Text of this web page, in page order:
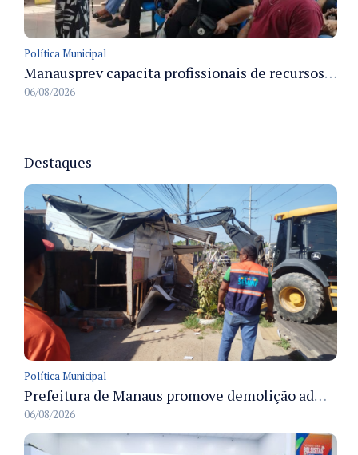
Política Municipal
Manausprev capacita profissionais de recursos humanos para agilizar concessão de aposentadorias no município
06/08/2026
Destaques
Política Municipal
Prefeitura de Manaus promove demolição administrativa de cinco estruturas que ocupavam calçada pública
06/08/2026